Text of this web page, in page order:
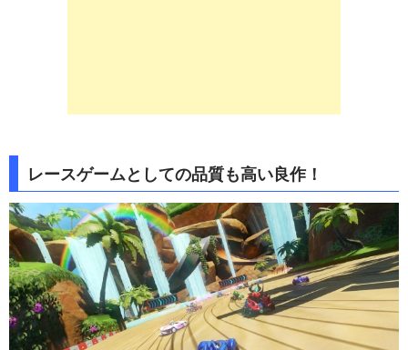
レースゲームとしての品質も高い良作！